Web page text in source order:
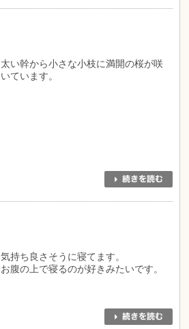
太い幹から小さな小枝に満開の桜が咲
いています。
気持ち良さそうに寝てます。
お腹の上で寝るのが好きみたいです。